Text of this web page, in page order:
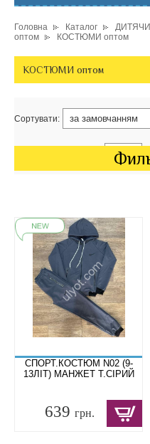
Головна Каталог
оптом
КОСТЮМИ оптом
КОСТЮМИ оптом
Сортувати:
СПОРТ.КОСТЮМ N02 (9-
13ЛІТ) МАНЖЕТ Т.СІРИЙ
639 грн.